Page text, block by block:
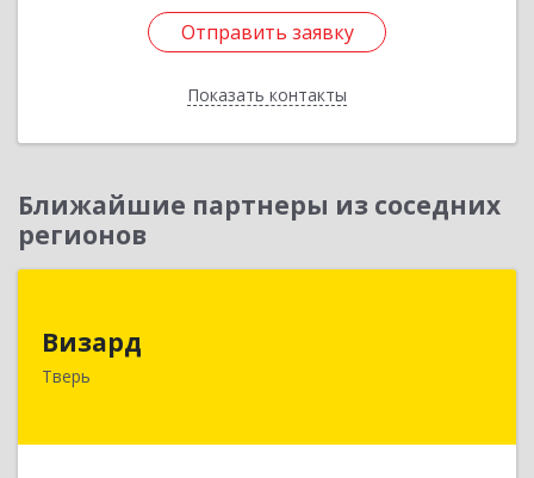
Отправить заявку
Показать контакты
Отправить заявку
Назад
Ближайшие партнеры из соседних
регионов
Визард
Тверь
170006, Тверская обл, Тверь г, Учительская ул,
Подробнее